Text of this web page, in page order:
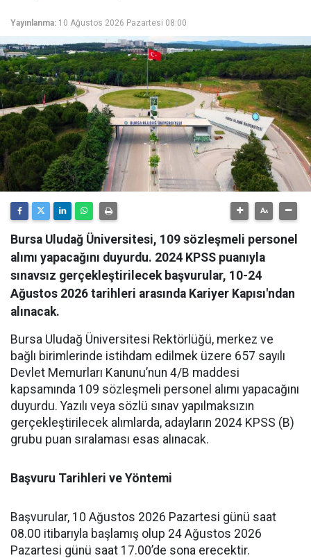
Yayınlanma: 10 Ağustos 2026 Pazartesi 08:00
Bursa Uludağ Üniversitesi, 109 sözleşmeli personel
alımı yapacağını duyurdu. 2024 KPSS puanıyla
sınavsız gerçekleştirilecek başvurular, 10-24
Ağustos 2026 tarihleri arasında Kariyer Kapısı'ndan
alınacak.
​Bursa Uludağ Üniversitesi Rektörlüğü, merkez ve
bağlı birimlerinde istihdam edilmek üzere 657 sayılı
Devlet Memurları Kanunu’nun 4/B maddesi
kapsamında 109 sözleşmeli personel alımı yapacağını
duyurdu. Yazılı veya sözlü sınav yapılmaksızın
gerçekleştirilecek alımlarda, adayların 2024 KPSS (B)
grubu puan sıralaması esas alınacak.
Başvuru Tarihleri ve Yöntemi
​Başvurular, 10 Ağustos 2026 Pazartesi günü saat
08.00 itibarıyla başlamış olup 24 Ağustos 2026
Pazartesi günü saat 17.00’de sona erecektir.